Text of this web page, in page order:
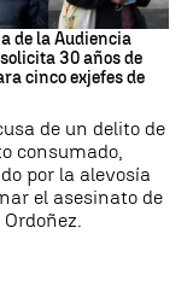
de la Audiencia
30 años de
cinco exjefes de
de un delito de
consumado,
por la alevosía
el asesinato de
Ordoñez.